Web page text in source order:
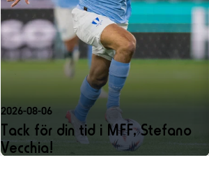
2026-08-06
Tack för din tid i MFF, Stefano
Vecchia!